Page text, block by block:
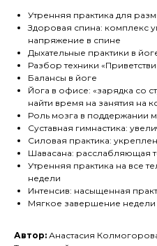
Утренняя практика для
Здоровая спина: комплекс
напряжение в спине
Дыхательные практики в
Разбор техники
Балансы в йоге
Йога в офисе: «зарядка со
найти время на занятия на
Роль мозга в поддержании
Суставная гимнастика:
Силовая практика:
Шавасана: расслабляющая
Утренняя практика на все
недели
Интенсив: насыщенная
Мягкое завершение недели
Автор: Анастасия